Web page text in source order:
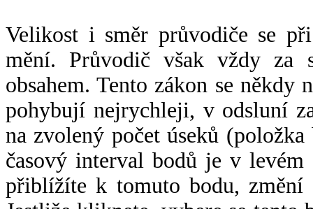
Velikost i směr průvodiče se
mění. Průvodič však vždy za
obsahem. Tento zákon se někdy
pohybují nejrychleji, v odsluní
na zvolený počet úseků
časový interval bodů je v
přiblížíte k tomuto bodu,